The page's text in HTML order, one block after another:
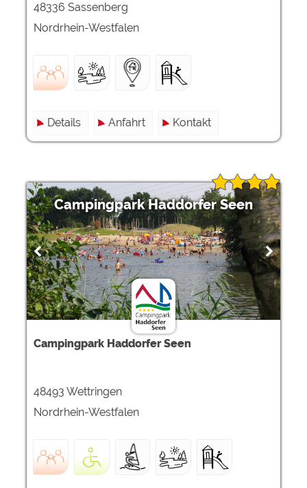
48336 Sassenberg
Nordrhein-Westfalen
Details Anfahrt Kontakt
Campingpark Haddorfer Seen
Campingpark Haddorfer Seen
48493 Wettringen
Nordrhein-Westfalen